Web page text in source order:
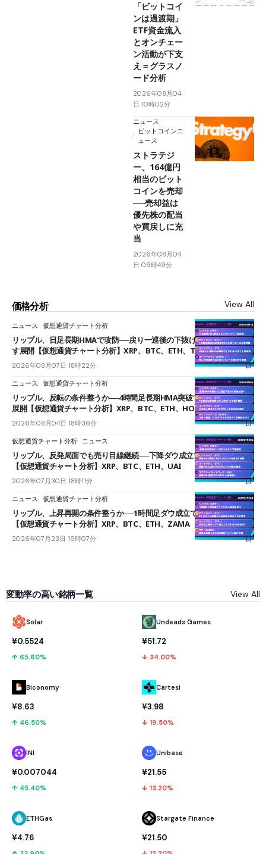
「ビットコイ
ンは過渡期」
ETF資金流入
とオンチェー
ン活動が下支
え＝グラスノ
ード分析
2026年08月04
日 10時02分
ニュース
ビットコインニ
ュース
ストラテジ
ー、164億円
相当のビット
コインを売却
──売却益は
優先株の配当
や買戻しに充
当
2026年08月04
日 09時49分
価格分析 View All
ニュース 仮想通貨チャート分析
リップル、日足長期HMAで攻防──戻り一巡後の下抜けで0.95ドルを試
す展開【仮想通貨チャート分析】XRP、BTC、ETH、TAKE
2026年08月07日 18時22分
ニュース 仮想通貨チャート分析
リップル、反転の条件整うか──4時間足長期HMA突破で雲下端を目指す
展開【仮想通貨チャート分析】XRP、BTC、ETH、HOME
2026年08月04日 18時36分
仮想通貨チャート分析 ニュース
リップル、反発局面でも売り目線継続──下降ダウ成立で下値追う展開
【仮想通貨チャート分析】XRP、BTC、ETH、UAI
2026年07月30日 18時11分
ニュース 仮想通貨チャート分析
リップル、上昇再開の条件整うか──1時間足ダウ成立で1.185ドルを狙う
【仮想通貨チャート分析】XRP、BTC、ETH、ZAMA
2026年07月23日 19時07分
変動率の高い銘柄一覧 View All
Solar
¥0.5524
↑ 65.60%
Biconomy
¥8.63
↑ 46.50%
INI
¥0.007044
↑ 45.40%
ETHGas
¥4.76
Undeads Games
¥51.72
↓ 34.00%
Cartesi
¥3.98
↓ 19.50%
Unibase
¥21.55
↓ 13.20%
Stargate Finance
¥21.50